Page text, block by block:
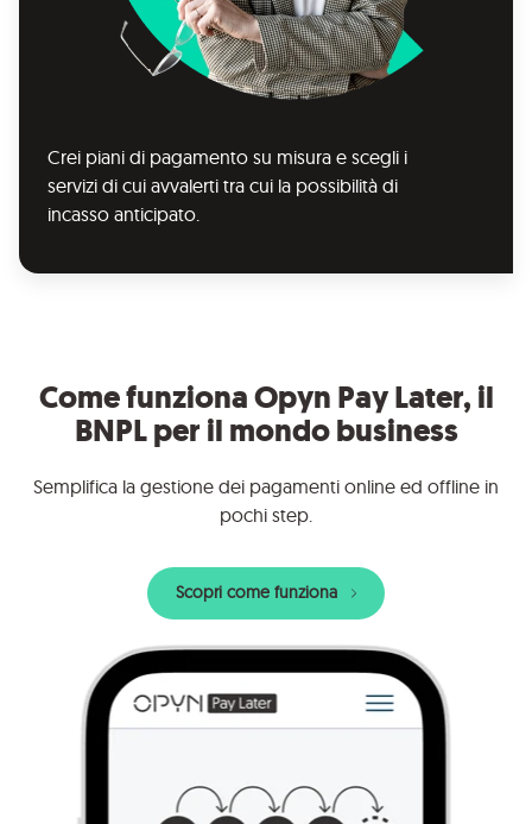
Crei piani di pagamento su misura e scegli i
servizi di cui avvalerti tra cui la possibilità di
incasso anticipato.
Come funziona Opyn Pay Later, il
BNPL per il mondo business
Semplifica la gestione dei pagamenti online ed offline in
pochi step.
Scopri come funziona